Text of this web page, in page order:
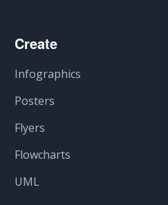
Create
Infographics
Posters
Flyers
Flowcharts
UML